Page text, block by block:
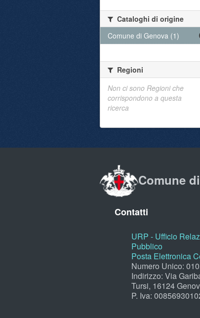
Cataloghi di origine
Comune di Genova (1)
Regioni
Non ci sono Regioni che
corrispondono a questa
ricerca
Comune
Contatti
URP - Ufficio
Pubblico
Posta Elettronica
Numero Unico:
Indirizzo: Via
Tursi, 16124
P. Iva: